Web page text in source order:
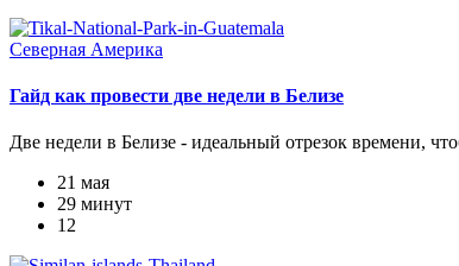
Северная Америка
Гайд как провести две недели в Белизе
Две недели в Белизе - идеальный отрезок времени,
21 мая
29 минут
12